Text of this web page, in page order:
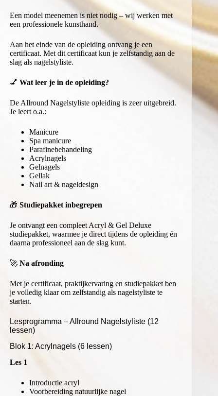
Een model meenemen is niet nodig – wij werken met
een professionele kunsthand.
Aan het einde van de opleiding ontvang je een
certificaat. Met dit certificaat kun je zelfstandig aan de
slag als nagelstyliste.
💅 Wat leer je in de opleiding?
De Allround Nagelstyliste opleiding is zeer uitgebreid.
Je leert o.a.:
Manicure
Spa manicure
Parafinebehandeling
Acrylnagels
Gelnagels
Gellak
Nail art & nageldesign
🎁 Studiepakket inbegrepen
Je ontvangt een compleet Acryl & Gel Deluxe
studiepakket, waarmee je direct tijdens de opleiding én
daarna professioneel aan de slag kunt.
🚀 Na afronding
Met je certificaat, praktijkervaring en studiepakket ben
je volledig klaar om zelfstandig als nagelstyliste te
starten.
Lesprogramma – Allround Nagelstyliste (12
lessen)
Blok 1: Acrylnagels (6 lessen)
Les 1
Introductie acryl
Voorbereiding natuurlijke nagel